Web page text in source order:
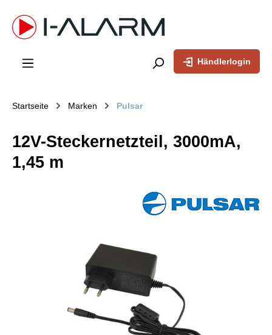
springen
Händlerlogin
Startseite Marken Pulsar
12V-Steckernetzteil, 3000mA,
1,45 m